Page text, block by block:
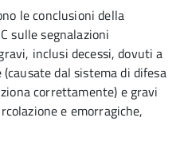
le conclusioni della
sulle segnalazioni
inclusi decessi, dovuti a
dal sistema di difesa
correttamente) e gravi
e emorragiche,